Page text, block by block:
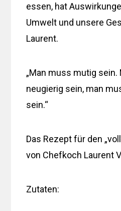
essen, hat
Umwelt und unsere
Laurent.
„Man muss mutig sein.
neugierig sein, man
sein.“
Das Rezept für den
von Chefkoch Laurent
Zutaten: